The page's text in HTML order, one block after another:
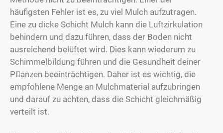
häufigsten Fehler ist es, zu viel Mulch aufzutragen.
Eine zu dicke Schicht Mulch kann die Luftzirkulation
behindern und dazu führen, dass der Boden nicht
ausreichend belüftet wird. Dies kann wiederum zu
Schimmelbildung führen und die Gesundheit deiner
Pflanzen beeinträchtigen. Daher ist es wichtig, die
empfohlene Menge an Mulchmaterial aufzubringen
und darauf zu achten, dass die Schicht gleichmäßig
verteilt ist.